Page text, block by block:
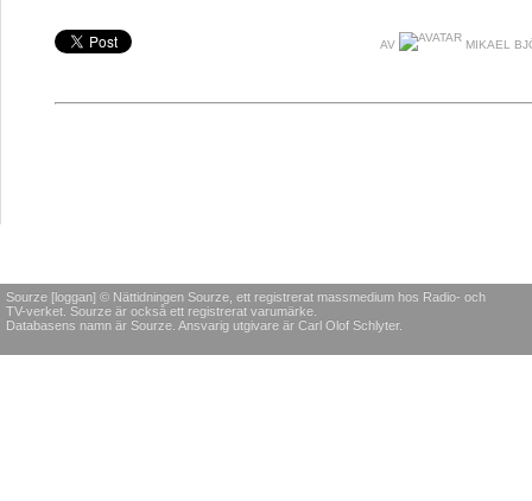
AV MIKAEL
Sourze [loggan] © Nättidningen Sourze, ett registrerat massmedium hos Radio- och
TV-verket. Sourze är också ett registrerat varumärke.
Databasens namn är Sourze. Ansvarig utgivare är Carl Olof Schlyter.